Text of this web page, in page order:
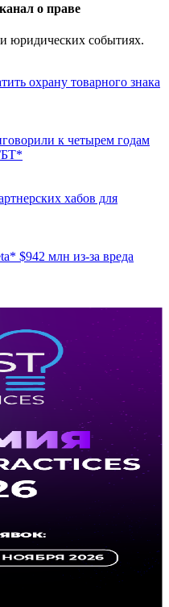
о праве
юридических событиях.
охрану товарного знака
к четырем годам
хабов для
$942 млн из-за вреда